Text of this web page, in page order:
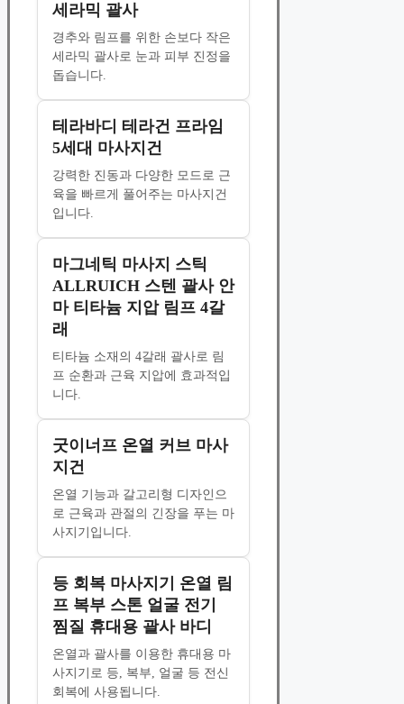
세라믹 괄사
경추와 림프를 위한 손보다 작은
세라믹 괄사로 눈과 피부 진정을
돕습니다.
테라바디 테라건 프라임
5세대 마사지건
강력한 진동과 다양한 모드로 근
육을 빠르게 풀어주는 마사지건
입니다.
마그네틱 마사지 스틱
ALLRUICH 스텐 괄사 안
마 티타늄 지압 림프 4갈
래
티타늄 소재의 4갈래 괄사로 림
프 순환과 근육 지압에 효과적입
니다.
굿이너프 온열 커브 마사
지건
온열 기능과 갈고리형 디자인으
로 근육과 관절의 긴장을 푸는 마
사지기입니다.
등 회복 마사지기 온열 림
프 복부 스톤 얼굴 전기
찜질 휴대용 괄사 바디
온열과 괄사를 이용한 휴대용 마
사지기로 등, 복부, 얼굴 등 전신
회복에 사용됩니다.